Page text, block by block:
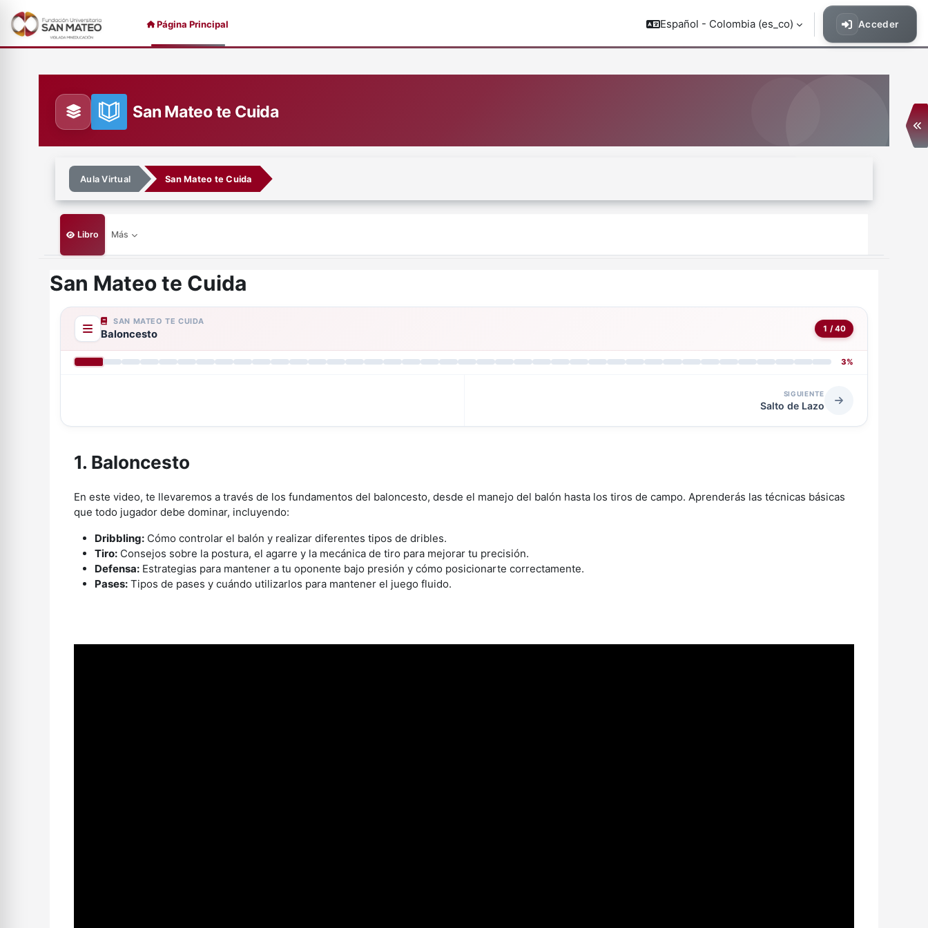
Página Principal Español - Colombia ‎(es_co)‎ Acceder
San Mateo te Cuida
Aula Virtual San Mateo te Cuida
Libro Más
San Mateo te Cuida
Requisitos de finalización
SAN MATEO TE CUIDA
Baloncesto 1 / 40
3%
SIGUIENTE
Salto de Lazo
1. Baloncesto
En este video, te llevaremos a través de los fundamentos del baloncesto, desde el manejo del balón hasta los tiros de campo. Aprenderás las técnicas básicas
que todo jugador debe dominar, incluyendo:
Dribbling: Cómo controlar el balón y realizar diferentes tipos de dribles.
Tiro: Consejos sobre la postura, el agarre y la mecánica de tiro para mejorar tu precisión.
Defensa: Estrategias para mantener a tu oponente bajo presión y cómo posicionarte correctamente.
Pases: Tipos de pases y cuándo utilizarlos para mantener el juego fluido.